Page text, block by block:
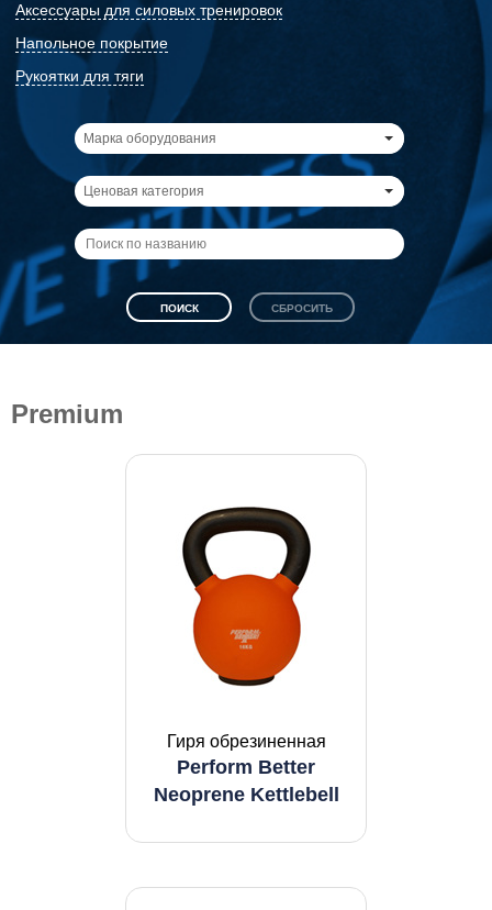
Аксессуары для силовых тренировок
Напольное покрытие
Рукоятки для тяги
Марка оборудования
Ценовая категория
Premium
Гиря обрезиненная
Perform Better
Neoprene Kettlebell